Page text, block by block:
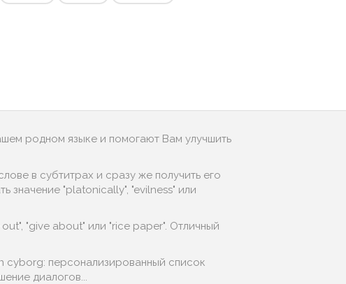
родном языке и помогают Вам улучшить
в субтитрах и сразу же получить его
значение "platonically", "evilness" или
"give about" или "rice paper". Отличный
cyborg: персонализированный список
диалогов...